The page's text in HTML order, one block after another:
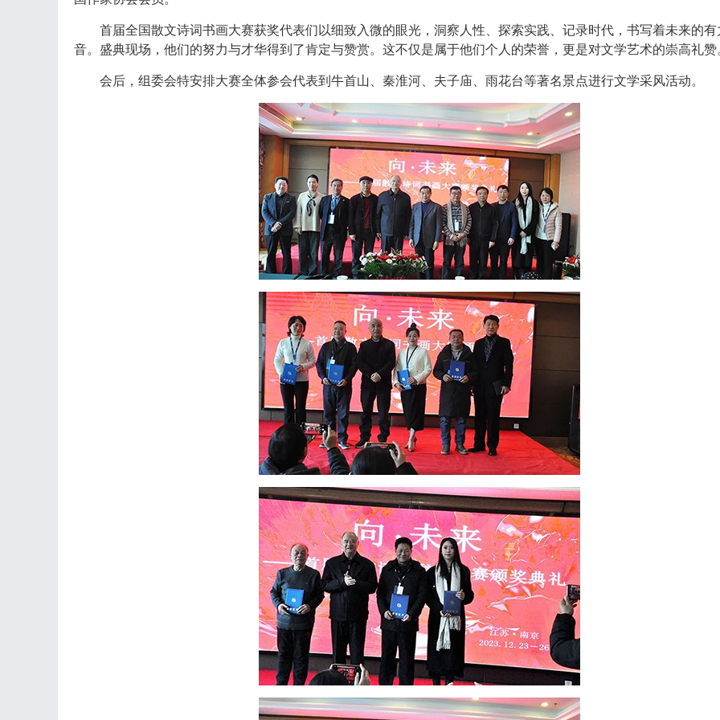
首届全国散文诗词书画大赛获奖代表们以细致入微的眼光，洞察人性、探索实践、记录时代，书写着未来的有
音。盛典现场，他们的努力与才华得到了肯定与赞赏。这不仅是属于他们个人的荣誉，更是对文学艺术的崇高礼赞
会后，组委会特安排大赛全体参会代表到牛首山、秦淮河、夫子庙、雨花台等著名景点进行文学采风活动。